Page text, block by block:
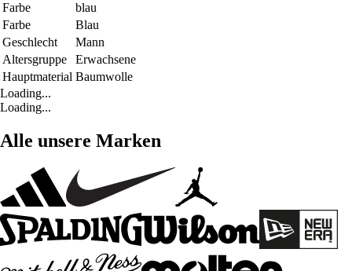
Farbe
blau
Farbe
Blau
Geschlecht
Mann
Altersgruppe
Erwachsene
Hauptmaterial Baumwolle
Loading...
Loading...
Alle unsere Marken